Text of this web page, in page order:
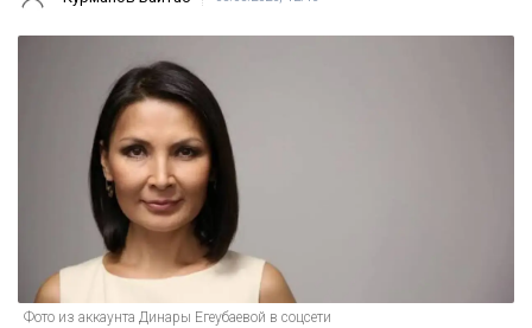
Фото из аккаунта Динары Егеубаевой в соцсети